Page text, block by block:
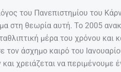
του Πανεπιστημίου του
στη θεωρία αυτή. Το 2005
μέρα του χρόνου και
τον άσχημο καιρό του
χρειάζεται να περιμένουμε